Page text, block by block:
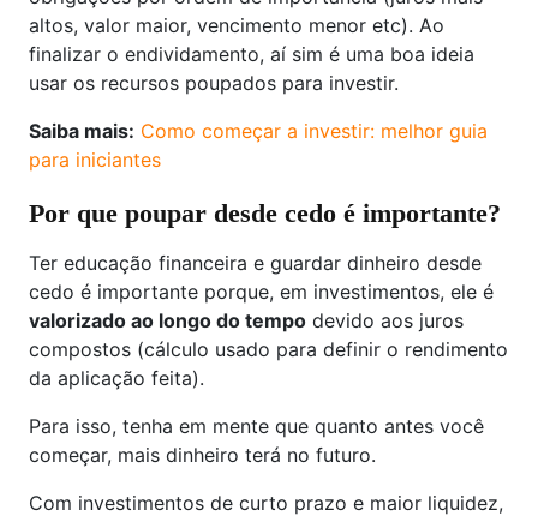
altos, valor maior, vencimento menor etc). Ao
finalizar o endividamento, aí sim é uma boa ideia
usar os recursos poupados para investir.
Saiba mais: Como começar a investir: melhor guia
para iniciantes
Por que poupar desde cedo é importante?
Ter educação financeira e guardar dinheiro desde
cedo é importante porque, em investimentos, ele é
valorizado ao longo do tempo devido aos juros
compostos (cálculo usado para definir o rendimento
da aplicação feita).
Para isso, tenha em mente que quanto antes você
começar, mais dinheiro terá no futuro.
Com investimentos de curto prazo e maior liquidez,